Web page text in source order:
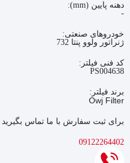
دهنه پایین (mm):
-
خودروهای صنعتی:
ژنراتور ولوو پنتا 732
کد فنی فیلتر:
PS004638
برند فیلتر:
Owj Filter
برای ثبت سفارش با ما تماس بگیرید
09122264402